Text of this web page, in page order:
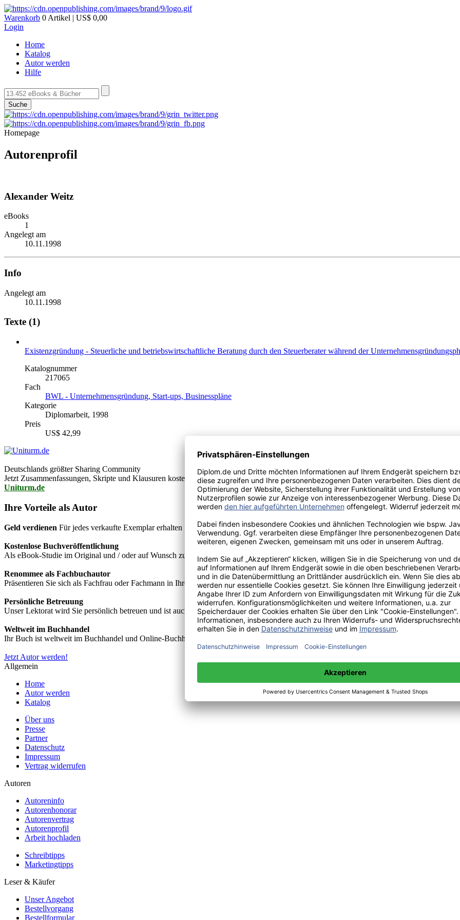
Warenkorb 0 Artikel | US$ 0,00
Login
Home
Katalog
Autor werden
Hilfe
Suche
Homepage
Autorenprofil
Alexander Weitz
eBooks
1
Angelegt am
10.11.1998
Info
Angelegt am
10.11.1998
Texte (1)
Existenzgründung - Steuerliche und betriebswirtschaftliche Beratung durch den Steuerberater während der
Katalognummer
217065
Fach
BWL - Unternehmensgründung, Start-ups, Businesspläne
Kategorie
Diplomarbeit, 1998
Preis
US$ 42,99
Deutschlands größter Sharing Community
Jetzt Zusammenfassungen, Skripte und Klausuren kostenlos downloaden!
Uniturm.de
Ihre Vorteile als Autor
Geld verdienen Für jedes verkaufte Exemplar erhalten Sie Autorenhonorar - bis zu 40%.
Kostenlose Buchveröffentlichung
Als eBook-Studie im Original und / oder auf Wunsch zusätzlich als hochwertiges Fachbuch in unserem renommierten Buchverlag.
Renommee als Fachbuchautor
Präsentieren Sie sich als Fachfrau oder Fachmann in Ihrem Fachgebiet und machen Sie sich bekannt.
Persönliche Betreuung
Unser Lektorat wird Sie persönlich betreuen und ist auch telefonisch unter +49(0)176-85996762 erreichbar.
Weltweit im Buchhandel
Ihr Buch ist weltweit im Buchhandel und Online-Buchhandel wie z.B. amazon erhältlich.
Jetzt Autor werden!
Allgemein
Home
Autor werden
Katalog
Über uns
Presse
Partner
Datenschutz
Impressum
Vertrag widerrufen
Autoren
Autoreninfo
Autorenhonorar
Autorenvertrag
Autorenprofil
Arbeit hochladen
Schreibtipps
Marketingtipps
Leser & Käufer
Unser Angebot
Bestellvorgang
Bestellformular